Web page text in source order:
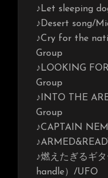
♪Let sleeping
♪Desert song/
♪Cry for the
Group
♪LOOKING
Group
♪INTO THE
Group
♪CAPTAIN
♪燃えたぎるギ
handle）/UFO